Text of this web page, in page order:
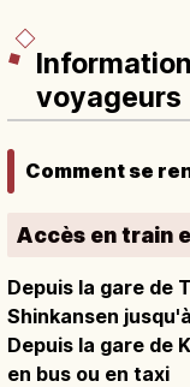
voyageurs
Comment se
Accès en train
Depuis la gare de
Shinkansen
Depuis la gare de
en bus ou en taxi